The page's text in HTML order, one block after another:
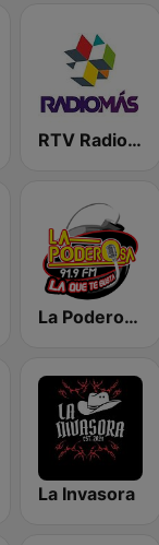
RTV Radio Más
La Poderosa San Luis Potosí
La Invasora